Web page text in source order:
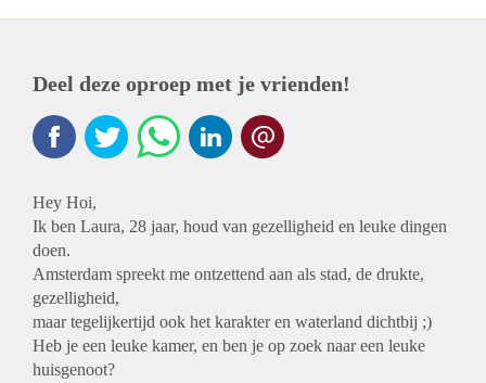
Deel deze oproep met je vrienden!
Hey Hoi,
Ik ben Laura, 28 jaar, houd van gezelligheid en leuke dingen
doen.
Amsterdam spreekt me ontzettend aan als stad, de drukte,
gezelligheid,
maar tegelijkertijd ook het karakter en waterland dichtbij ;)
Heb je een leuke kamer, en ben je op zoek naar een leuke
huisgenoot?